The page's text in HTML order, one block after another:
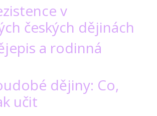
v
českých dějinách
a rodinná
dějiny: Co,
učit